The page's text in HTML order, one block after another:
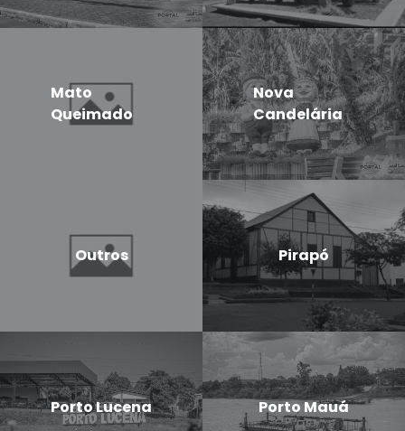
Mato
Queimado
Nova
Candelária
Outros Pirapó
Porto Lucena Porto Mauá